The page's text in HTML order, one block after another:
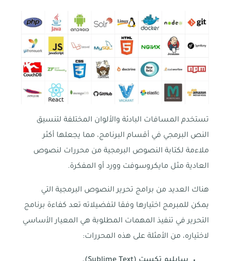
تستخدم المسافات البادئة والألوان المختلفة لتنسيق
النص البرمجي في أقسام البرنامج، مما يجعلها أكثر
ملاءمة لكتابة النصوص البرمجية من محررات لنصوص
العادية مثل مايكروسوفت وورد أو المفكرة.
هناك العديد من برامج تحرير النصوص البرمجية التي
يمكن للمبرمج اختيارها وفقا لتفضيلاته تعد كفاءة برنامج
التحرير في تنفيذ المهمات المطلوبة هي المعيار الأساسي
لاختياره، من الأمثلة على هذه المحررات: